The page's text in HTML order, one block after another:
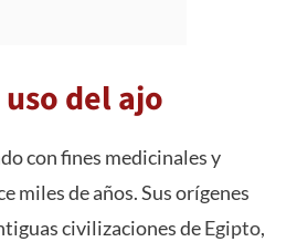
del ajo
con fines medicinales y
miles de años. Sus orígenes
civilizaciones deEgipto,